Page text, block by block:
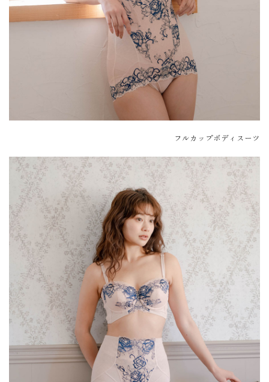
フルカップボディスーツ